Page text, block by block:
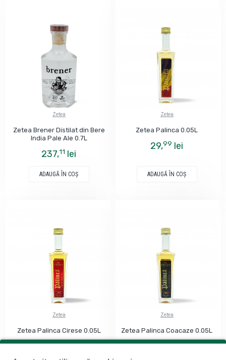
Zetea
Zetea Brener Distilat din Bere
India Pale Ale 0.7L
237,11 lei
ADAUGĂ ÎN COŞ
Zetea
Zetea Palinca 0.05L
29,99 lei
ADAUGĂ ÎN COŞ
Zetea
Zetea Palinca Cirese 0.05L
29,99lei
Zetea
Zetea Palinca Coacaze 0.05L
29,99lei